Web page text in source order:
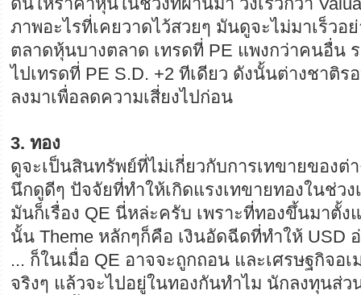
ภาพอะไรที่เคยวาดไว้สวยๆ มันดูจะไม่มาเร็วอ
ตลาดหุ้นบางตลาด เทรดที่ PE แพงกว่าคนอื่น
ไปเทรดที่ PE S.D. +2 ทีเดียว ดังนั้นต่างชาติร
ลงมาเพื่อลดความเสี่ยงไปก่อน
3. ทอง
ดูจะเป็นสินทรัพย์ที่ไม่เกี่ยวกับการเทขายของต่
นึกดูดีๆ ปัจจัยที่ทำให้เกิดแรงเทขายทองในช่วง
มันก็เรื่อง QE นี่หล่ะครับ เพราะที่ทองขึ้นมาตั้ง
นั้น Theme หลักๆก็คือ เงินอัดฉีดที่ทำให้ USD
... ก็ในเมื่อ QE อาจจะถูกถอน และเศรษฐกิจอ
จริงๆ แล้วจะไปอยู่ในทองกันทำไม นักลงทุนส่